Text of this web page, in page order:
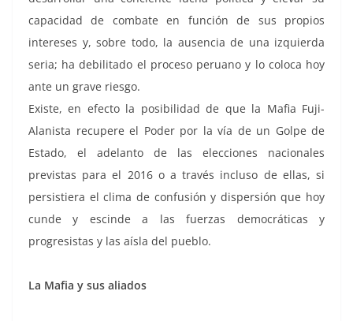
capacidad de combate en función de sus propios
intereses y, sobre todo, la ausencia de una izquierda
seria; ha debilitado el proceso peruano y lo coloca hoy
ante un grave riesgo.
Existe, en efecto la posibilidad de que la Mafia Fuji-
Alanista recupere el Poder por la vía de un Golpe de
Estado, el adelanto de las elecciones nacionales
previstas para el 2016 o a través incluso de ellas, si
persistiera el clima de confusión y dispersión que hoy
cunde y escinde a las fuerzas democráticas y
progresistas y las aísla del pueblo.
La Mafia y sus aliados